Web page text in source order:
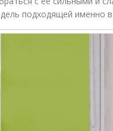
подходящей именно